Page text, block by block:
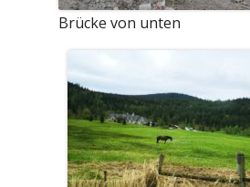
Brücke von unten